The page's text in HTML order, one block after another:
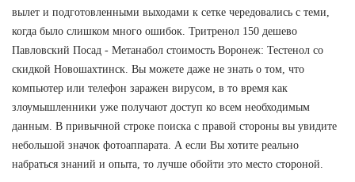
вылет и подготовленными выходами к сетке чередовались с теми,
когда было слишком много ошибок. Тритренол 150 дешево
Павловский Посад - Метанабол стоимость Воронеж: Тестенол со
скидкой Новошахтинск. Вы можете даже не знать о том, что
компьютер или телефон заражен вирусом, в то время как
злоумышленники уже получают доступ ко всем необходимым
данным. В привычной строке поиска с правой стороны вы увидите
небольшой значок фотоаппарата. А если Вы хотите реально
набраться знаний и опыта, то лучше обойти это место стороной.